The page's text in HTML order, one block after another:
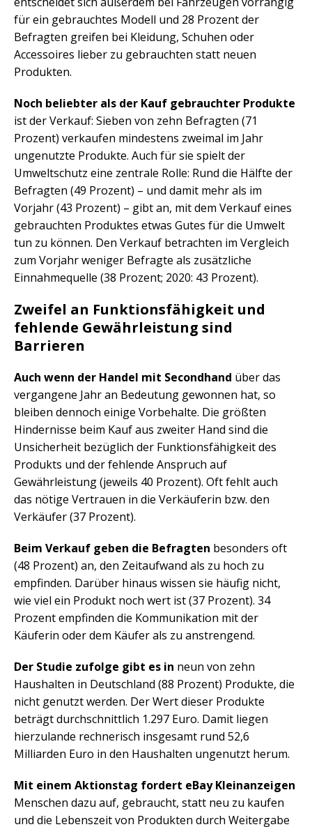
für ein gebrauchtes Modell und 28 Prozent der
Befragten greifen bei Kleidung, Schuhen oder
Accessoires lieber zu gebrauchten statt neuen
Produkten.
Noch beliebter als der Kauf gebrauchter Produkte
ist der Verkauf: Sieben von zehn Befragten (71
Prozent) verkaufen mindestens zweimal im Jahr
ungenutzte Produkte. Auch für sie spielt der
Umweltschutz eine zentrale Rolle: Rund die Hälfte der
Befragten (49 Prozent) – und damit mehr als im
Vorjahr (43 Prozent) – gibt an, mit dem Verkauf eines
gebrauchten Produktes etwas Gutes für die Umwelt
tun zu können. Den Verkauf betrachten im Vergleich
zum Vorjahr weniger Befragte als zusätzliche
Einnahmequelle (38 Prozent; 2020: 43 Prozent).
Zweifel an Funktionsfähigkeit und
fehlende Gewährleistung sind
Barrieren
Auch wenn der Handel mit Secondhand über das
vergangene Jahr an Bedeutung gewonnen hat, so
bleiben dennoch einige Vorbehalte. Die größten
Hindernisse beim Kauf aus zweiter Hand sind die
Unsicherheit bezüglich der Funktionsfähigkeit des
Produkts und der fehlende Anspruch auf
Gewährleistung (jeweils 40 Prozent). Oft fehlt auch
das nötige Vertrauen in die Verkäuferin bzw. den
Verkäufer (37 Prozent).
Beim Verkauf geben die Befragten besonders oft
(48 Prozent) an, den Zeitaufwand als zu hoch zu
empfinden. Darüber hinaus wissen sie häufig nicht,
wie viel ein Produkt noch wert ist (37 Prozent). 34
Prozent empfinden die Kommunikation mit der
Käuferin oder dem Käufer als zu anstrengend.
Der Studie zufolge gibt es in neun von zehn
Haushalten in Deutschland (88 Prozent) Produkte, die
nicht genutzt werden. Der Wert dieser Produkte
beträgt durchschnittlich 1.297 Euro. Damit liegen
hierzulande rechnerisch insgesamt rund 52,6
Milliarden Euro in den Haushalten ungenutzt herum.
Mit einem Aktionstag fordert eBay Kleinanzeigen
Menschen dazu auf, gebraucht, statt neu zu kaufen
und die Lebenszeit von Produkten durch Weitergabe